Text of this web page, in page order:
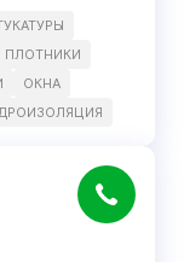
ПЛОТНИКИ
ОКНА